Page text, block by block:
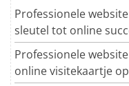
Professionele
sleutel tot online
Professionele
online visitekaartje